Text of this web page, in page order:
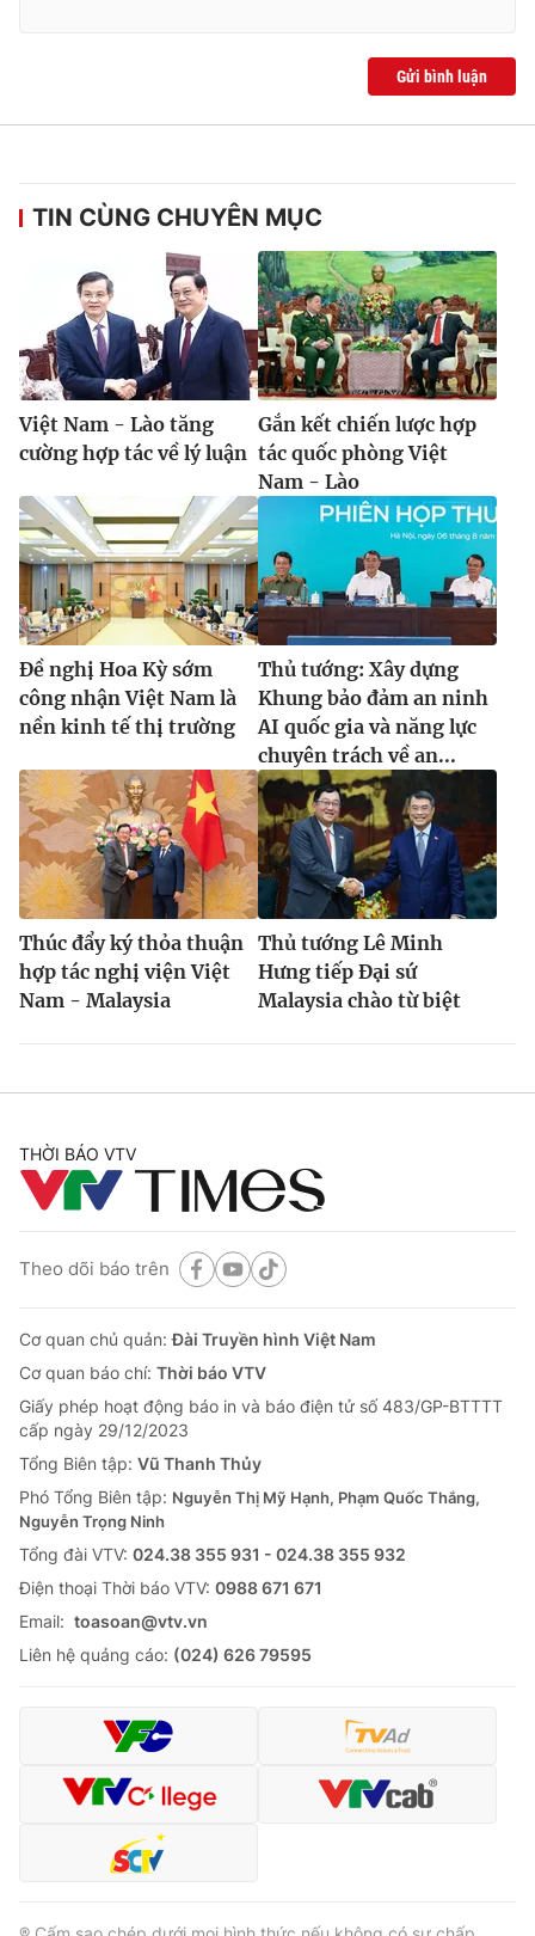
Gửi bình luận
TIN CÙNG CHUYÊN MỤC
Việt Nam - Lào tăng
cường hợp tác về lý luận
Gắn kết chiến lược hợp
tác quốc phòng Việt
Nam - Lào
Đề nghị Hoa Kỳ sớm
công nhận Việt Nam là
nền kinh tế thị trường
Thủ tướng: Xây dựng
Khung bảo đảm an ninh
AI quốc gia và năng lực
chuyên trách về an...
Thúc đẩy ký thỏa thuận
hợp tác nghị viện Việt
Nam - Malaysia
Thủ tướng Lê Minh
Hưng tiếp Đại sứ
Malaysia chào từ biệt
THỜI BÁO VTV
Theo dõi báo trên
Cơ quan chủ quản:Đài Truyền hình Việt Nam
Cơ quan báo chí: Thời báo VTV
Giấy phép hoạt động báo in và báo điện tử số 483/GP-BTTTT
cấp ngày 29/12/2023
Tổng Biên tập: Vũ Thanh Thủy
Phó Tổng Biên tập: Nguyễn Thị Mỹ Hạnh, Phạm Quốc Thắng,
Nguyễn Trọng Ninh
Tổng đài VTV: 024.38 355 931 - 024.38 355 932
Ðiện thoại Thời báo VTV: 0988 671 671
Email: toasoan@vtv.vn
Liên hệ quảng cáo: (024) 626 79595